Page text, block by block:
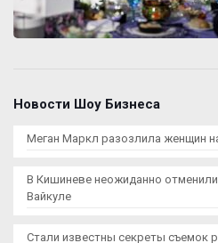
Новости Шоу Бизнеса
Меган Маркл разозлила женщин
В Кишиневе неожиданно
Вайкуле
Стали известны секреты съемок